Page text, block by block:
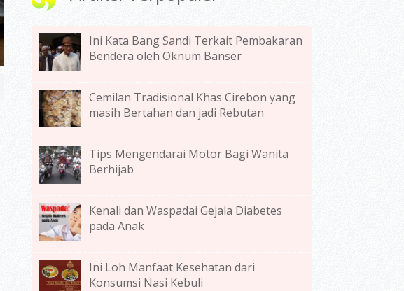
Ini Kata Bang Sandi Terkait Pembakaran
Bendera oleh Oknum Banser
Cemilan Tradisional Khas Cirebon yang
masih Bertahan dan jadi Rebutan
Tips Mengendarai Motor Bagi Wanita
Berhijab
Kenali dan Waspadai Gejala Diabetes
pada Anak
Ini Loh Manfaat Kesehatan dari
Konsumsi Nasi Kebuli